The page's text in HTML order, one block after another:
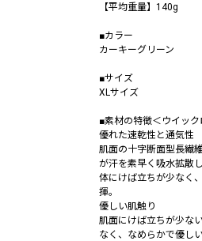
【平均重量】140g
■カラー
カーキーグリーン
■サイズ
XLサイズ
■素材の特徴＜ウイック
優れた速乾性と通気性
肌面の十字断面型長繊
が汗を素早く吸水拡散
体にけば立ちが少なく
揮。
優しい肌触り
肌面にけば立ちが少な
なく、なめらかで優し